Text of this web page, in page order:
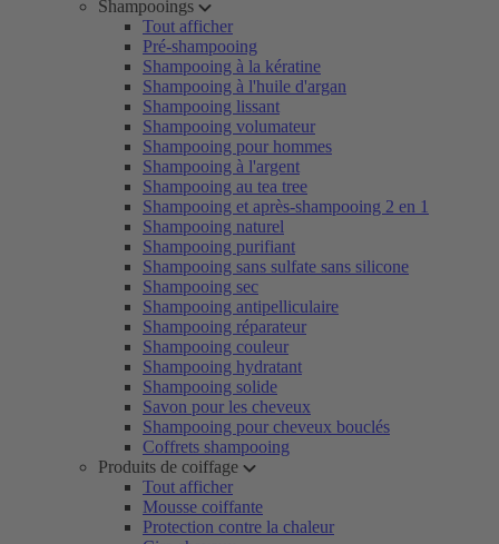
Shampooings
Tout afficher
Pré-shampooing
Shampooing à la kératine
Shampooing à l'huile d'argan
Shampooing lissant
Shampooing volumateur
Shampooing pour hommes
Shampooing à l'argent
Shampooing au tea tree
Shampooing et après-shampooing 2 en 1
Shampooing naturel
Shampooing purifiant
Shampooing sans sulfate sans silicone
Shampooing sec
Shampooing antipelliculaire
Shampooing réparateur
Shampooing couleur
Shampooing hydratant
Shampooing solide
Savon pour les cheveux
Shampooing pour cheveux bouclés
Coffrets shampooing
Produits de coiffage
Tout afficher
Mousse coiffante
Protection contre la chaleur